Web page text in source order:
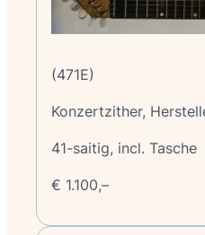
(471E)
Konzertzither,
41-saitig, incl. Tasche
€ 1.100,–